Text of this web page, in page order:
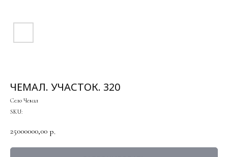
ЧЕМАЛ. УЧАСТОК. 320
Село Чемал
SKU:
25000000,00 р.